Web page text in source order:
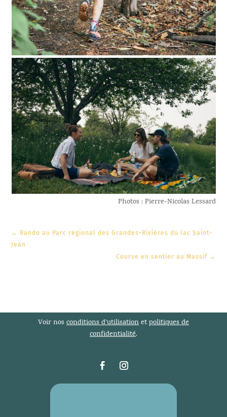
Photos : Pierre-Nicolas Lessard
←
Rando au Parc régional des Grandes-Rivières du lac Saint-
Jean
Course en sentier au Massif →
Voir nosconditions d’utilisationetpolitiques de
confidentialité.